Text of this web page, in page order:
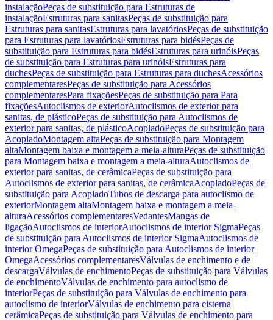
instalaçãoPeças de substituição para Estruturas de
instalaçãoEstruturas para sanitasPeças de substituição para
Estruturas para sanitasEstruturas para lavatóriosPeças de substituição
para Estruturas para lavatóriosEstruturas para bidésPeças de
substituição para Estruturas para bidésEstruturas para urinóisPeças
de substituição para Estruturas para urinóisEstruturas para
duchesPeças de substituição para Estruturas para duchesAcessórios
complementaresPeças de substituição para Acessórios
complementaresPara fixaçõesPeças de substituição para Para
fixaçõesAutoclismos de exteriorAutoclismos de exterior para
sanitas, de plásticoPeças de substituição para Autoclismos de
exterior para sanitas, de plásticoAcopladoPeças de substituição para
AcopladoMontagem altaPeças de substituição para Montagem
altaMontagem baixa e montagem a meia-alturaPeças de substituição
para Montagem baixa e montagem a meia-alturaAutoclismos de
exterior para sanitas, de cerâmicaPeças de substituição para
Autoclismos de exterior para sanitas, de cerâmicaAcopladoPeças de
substituição para AcopladoTubos de descarga para autoclismo de
exteriorMontagem altaMontagem baixa e montagem a meia-
alturaAcessórios complementaresVedantesMangas de
ligaçãoAutoclismos de interiorAutoclismos de interior SigmaPeças
de substituição para Autoclismos de interior SigmaAutoclismos de
interior OmegaPeças de substituição para Autoclismos de interior
OmegaAcessórios complementaresVálvulas de enchimento e de
descargaVálvulas de enchimentoPeças de substituição para Válvulas
de enchimentoVálvulas de enchimento para autoclismo de
interiorPeças de substituição para Válvulas de enchimento para
autoclismo de interiorVálvulas de enchimento para cisterna
cerâmicaPeças de substituição para Válvulas de enchimento para